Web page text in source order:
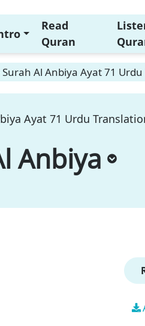
Read
Quran
Surah Al Anbiya Ayat 71
Ayat 71 Urdu
Anbiya